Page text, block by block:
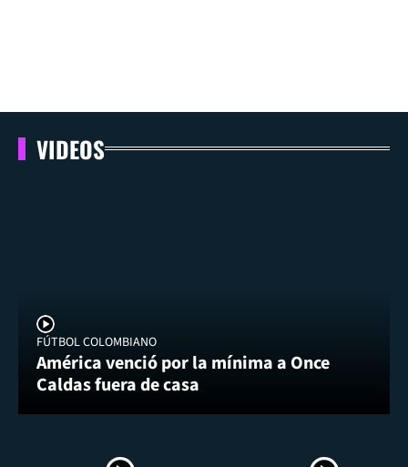
VIDEOS
FÚTBOL COLOMBIANO
América venció por la mínima a Once
Caldas fuera de casa